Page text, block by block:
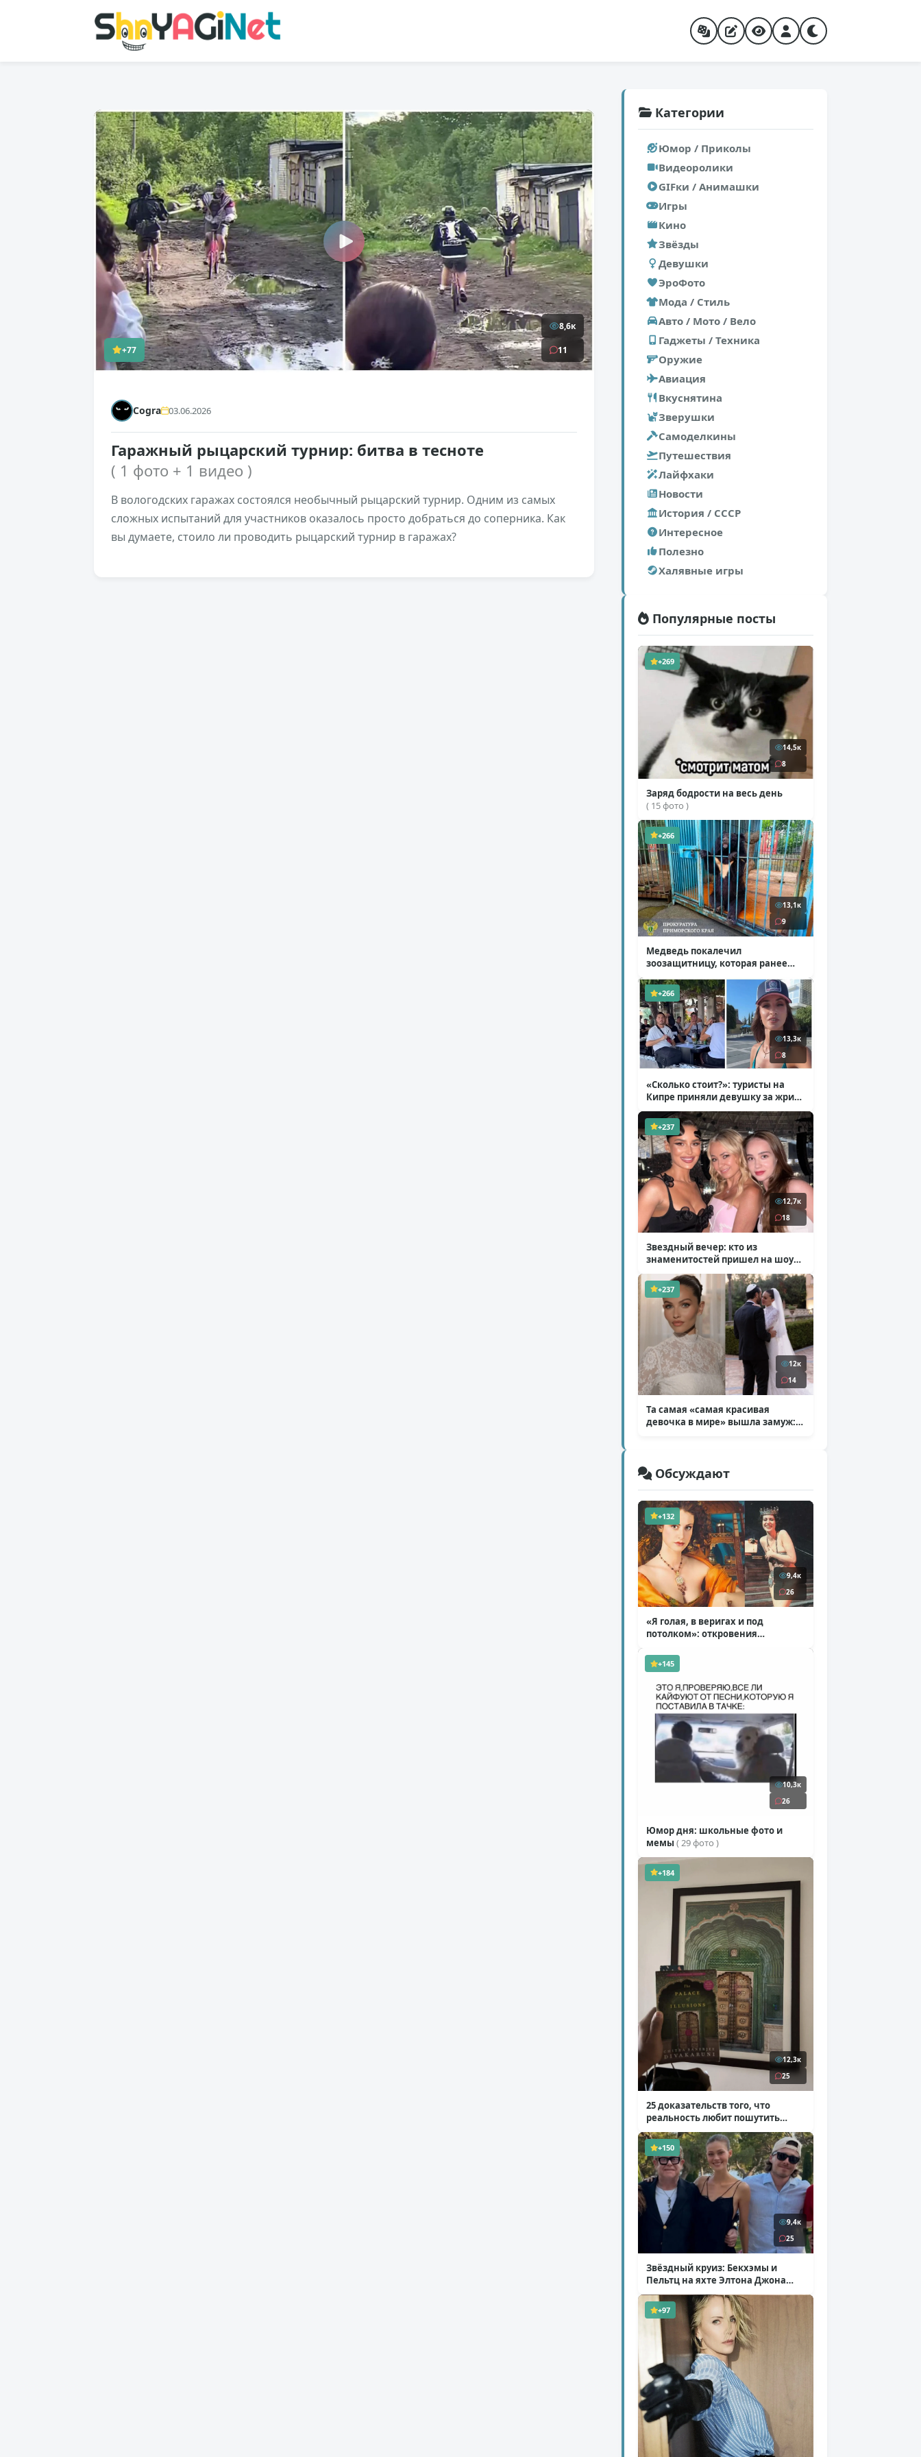
+77
8,6к
11
Cogra 03.06.2026
Гаражный рыцарский турнир: битва в тесноте
( 1 фото + 1 видео )
В вологодских гаражах состоялся необычный рыцарский турнир. Одним из самых
сложных испытаний для участников оказалось просто добраться до соперника. Как
вы думаете, стоило ли проводить рыцарский турнир в гаражах?
Категории
Юмор / Приколы
Видеоролики
GIFки / Анимашки
Игры
Кино
Звёзды
Девушки
ЭроФото
Мода / Стиль
Авто / Мото / Вело
Гаджеты / Техника
Оружие
Авиация
Вкуснятина
Зверушки
Самоделкины
Путешествия
Лайфхаки
Новости
История / СССР
Интересное
Полезно
Халявные игры
Популярные посты
+269
14,5к
8
Заряд бодрости на весь день
( 15 фото )
+266
13,1к
9
Медведь покалечил
зоозащитницу, которая ранее
+266
13,3к
8
«Сколько стоит?»: туристы на
Кипре приняли девушку за жрицу
любви( 1 фото + 1 видео )
+237
12,7к
18
Звездный вечер: кто из
знаменитостей пришел на шоу
Билана( 6 фото )
+237
12к
14
Та самая «самая красивая
девочка в мире» вышла замуж:
Обсуждают
+132
9,4к
26
«Я голая, в веригах и под
потолком»: откровения
( 11 фото )
+145
10,3к
26
Юмор дня: школьные фото и
мемы ( 29 фото )
+184
12,3к
25
25 доказательств того, что
реальность любит пошутить
( 25 фото )
+150
9,4к
25
Звёздный круиз: Бекхэмы и
Пельтц на яхте Элтона Джона
( 12 фото )
+97